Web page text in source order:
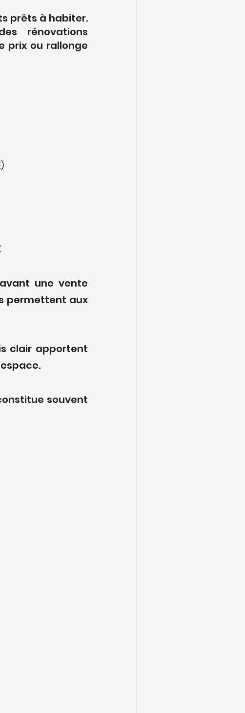
prêts à habiter.
rénovations
prix ou rallonge
une vente
permettent aux
clair apportent
souvent